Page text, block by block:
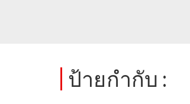
ป้ายกำกับ :